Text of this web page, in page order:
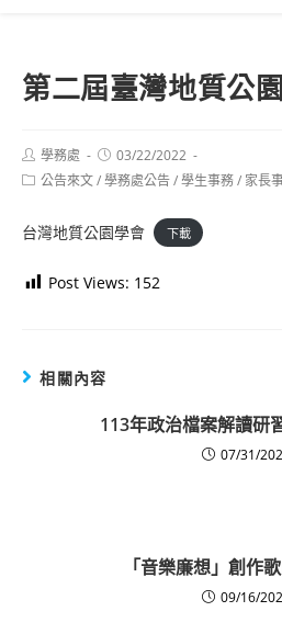
第二屆臺灣地質公
Post
author:
學務處
Post
published:
03/22/2022
Post公告來文/學務處公告/學生事務/ 家長
台灣地質公園學會 下載
Post Views: 152
相關內容
113年政治檔案解讀研
07/31/
「音樂廉想」創作
09/16/